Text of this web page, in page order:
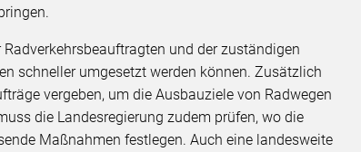
und der zuständigen
schneller umgesetzt werden können. Zusätzlich
vergeben, um die Ausbauziele von Radwegen
die Landesregierung zudem prüfen, wo die
Maßnahmen festlegen. Auch eine landesweite